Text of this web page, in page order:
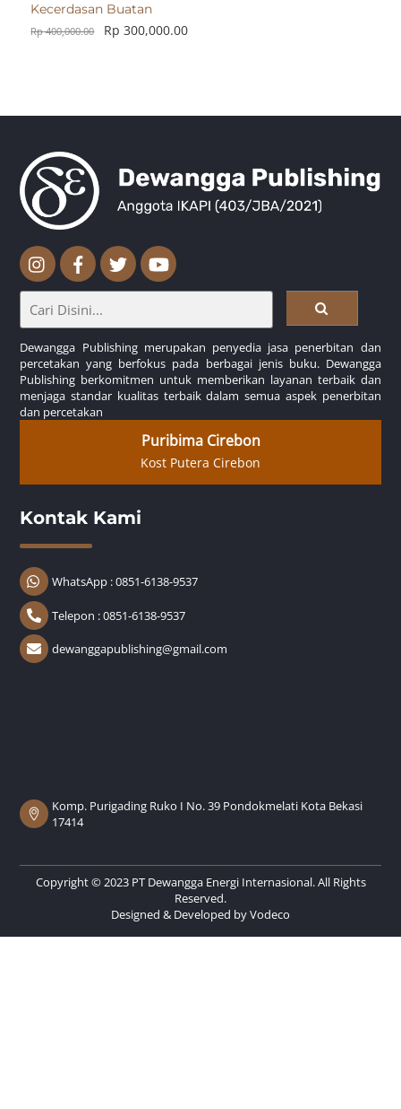
Kecerdasan Buatan
Rp400,000.00 Rp 300,000.00
Dewangga Publishing merupakan penyedia jasa penerbitan dan
percetakan yang berfokus pada berbagai jenis buku. Dewangga
Publishing berkomitmen untuk memberikan layanan terbaik dan
menjaga standar kualitas terbaik dalam semua aspek penerbitan
dan percetakan
Puribima Cirebon
Kost Putera Cirebon
Kontak Kami
WhatsApp : 0851-6138-9537
Telepon : 0851-6138-9537
dewanggapublishing@gmail.com
Komp. Purigading Ruko I No. 39 Pondokmelati Kota Bekasi
17414
Copyright © 2023 PT Dewangga Energi Internasional. All Rights
Reserved.
Designed & Developed byVodeco